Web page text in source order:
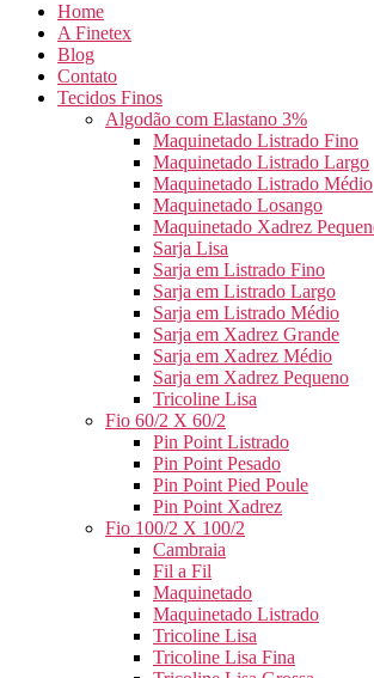
Home
A Finetex
Blog
Contato
Tecidos Finos
Algodão com Elastano 3%
Maquinetado Listrado Fino
Maquinetado Listrado Largo
Maquinetado Listrado Médio
Maquinetado Losango
Maquinetado Xadrez
Sarja Lisa
Sarja em Listrado Fino
Sarja em Listrado Largo
Sarja em Listrado Médio
Sarja em Xadrez Grande
Sarja em Xadrez Médio
Sarja em Xadrez Pequeno
Tricoline Lisa
Fio 60/2 X 60/2
Pin Point Listrado
Pin Point Pesado
Pin Point Pied Poule
Pin Point Xadrez
Fio 100/2 X 100/2
Cambraia
Fil a Fil
Maquinetado
Maquinetado Listrado
Tricoline Lisa
Tricoline Lisa Fina